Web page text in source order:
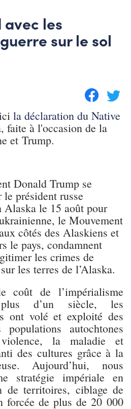
avec les
sur le sol
la déclaration du Native
, faite à l'occasion de la
et Trump.
Donald Trump se
le président russe
le 15 août pour
le Mouvement
côtés des Alaskiens et
le pays, condamnent
les crimes de
les terres de l’Alaska.
coût de l’impérialisme
d’un siècle, les
ont volé et exploité des
autochtones
la maladie et
des cultures grâce à la
Aujourd’hui, nous
stratégie impériale en
de territoires, ciblage de
forcée de plus de 20 000